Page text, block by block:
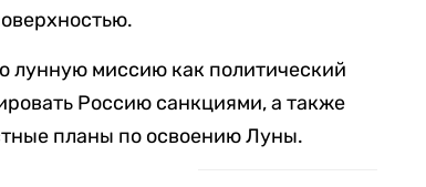
лунную миссию как политический
Россию санкциями, а также
планы по освоению Луны.